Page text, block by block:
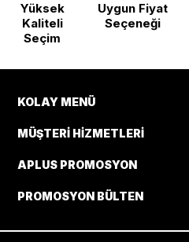
Yüksek
Kaliteli
Seçim
Uygun Fiyat
Seçeneği
KOLAY MENÜ
MÜŞTERI HIZMETLERI
APLUS PROMOSYON
PROMOSYON BÜLTEN